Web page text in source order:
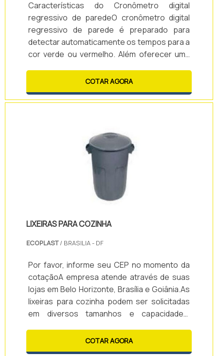
Características do Cronômetro digital
regressivo de paredeO cronômetro digital
regressivo de parede é preparado para
detectar automaticamente os tempos para a
cor verde ou vermelho. Além oferecer uma
metros.Entre suas características podemos
destacar: - Contagem regressiva. - 02
dígitos de 6 polegadas (15 cm de altura útil
alimentação 12 v / 4 a (incluso). - Dimensões
COTAR AGORA
LIXEIRAS PARA COZINHA
ECOPLAST/ BRASILIA - DF
Por favor, informe seu CEP no momento da
cotaçãoA empresa atende através de suas
lojas em Belo Horizonte, Brasília e Goiânia.As
lixeiras para cozinha podem ser solicitadas
em diversos tamanhos e capacidades,
necessidades.São itens que colaboram para
a organização e a limpeza do ambiente,
COTAR AGORA